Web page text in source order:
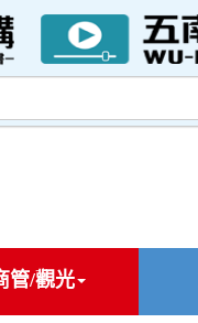
管/觀光